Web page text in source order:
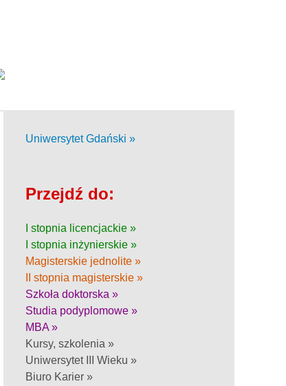
Uniwersytet Gdański »
Przejdź do:
I stopnia licencjackie »
I stopnia inżynierskie »
Magisterskie jednolite »
II stopnia magisterskie »
Szkoła doktorska »
Studia podyplomowe »
MBA »
Kursy, szkolenia »
Uniwersytet III Wieku »
Biuro Karier »